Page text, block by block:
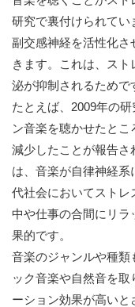
研究で裏付けられてい
副交感神経を活性化
きます。これは、ス
泌が抑制されるためで
たとえば、2009年の
ン音楽を聴かせたと
減少したことが報告
は、音楽が自律神経
代社会においてストレ
中や仕事の合間にリラ
果的です。
音楽のジャンルや種類
ック音楽や自然音を
ーション効果が高いと